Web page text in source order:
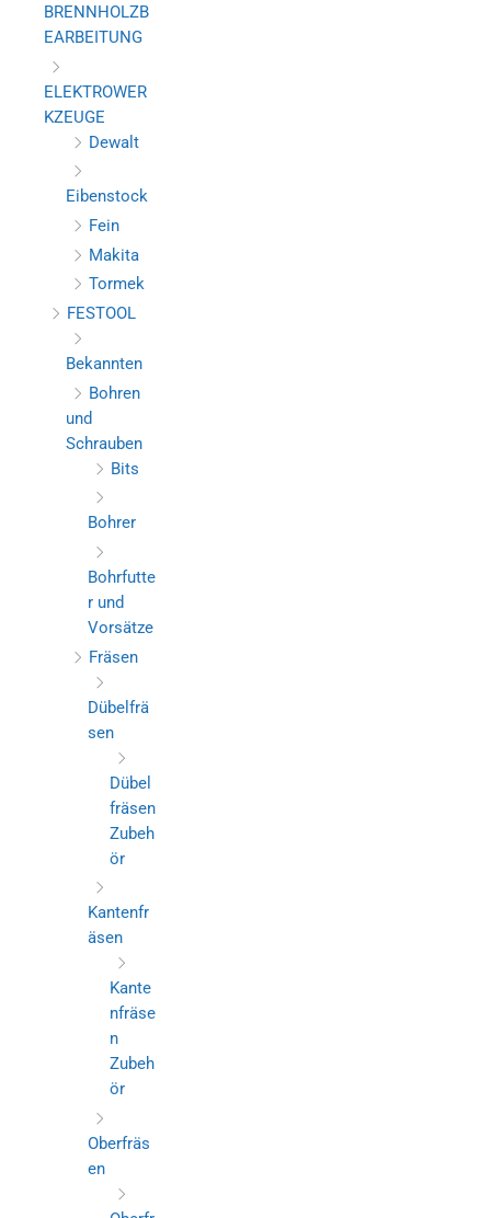
BRENNHOLZB
EARBEITUNG
ELEKTROWER
KZEUGE
Dewalt
Eibenstock
Fein
Makita
Tormek
FESTOOL
Bekannten
Bohren
und
Schrauben
Bits
Bohrer
Bohrfutte
r und
Vorsätze
Fräsen
Dübelfrä
sen
Dübel
fräsen
Zubeh
ör
Kantenfr
äsen
Kante
nfräse
n
Zubeh
ör
Oberfräs
en